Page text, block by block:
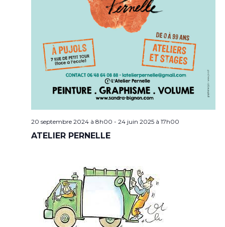
20 septembre 2024 à 8h00 - 24 juin 2025 à 17h00
ATELIER PERNELLE